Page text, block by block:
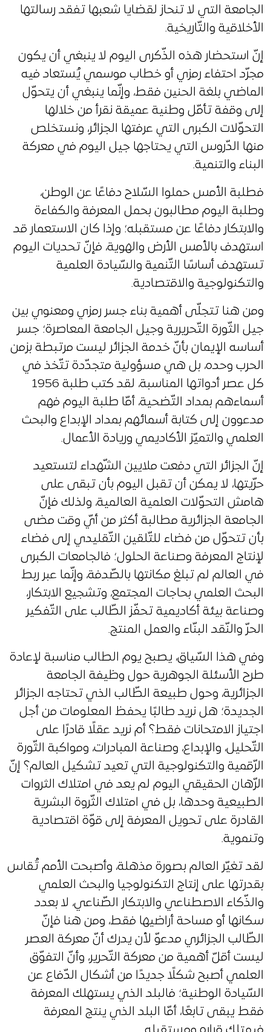
الجامعة التي لا تنحاز لقضايا شعبها تفقد رسالتها
الأخلاقية والتّاريخية.
إنّ استحضار هذه الذّكرى اليوم لا ينبغي أن يكون
مجرّد احتفاء رمزي أو خطاب موسمي يُستعاد فيه
الماضي بلغة الحنين فقط، وإنّما ينبغي أن يتحوّل
إلى وقفة تأمّل وطنية عميقة نقرأ من خلالها
التحوّلات الكبرى التي عرفتها الجزائر، ونستخلص
منها الدّروس التي يحتاجها جيل اليوم في معركة
البناء والتنمية.
فطلبة الأمس حملوا السّلاح دفاعًا عن الوطن،
وطلبة اليوم مطالبون بحمل المعرفة والكفاءة
والابتكار دفاعًا عن مستقبله؛ وإذا كان الاستعمار قد
استهدف بالأمس الأرض والهوية، فإنّ تحديات اليوم
تستهدف أساسًا التّنمية والسّيادة العلمية
والتكنولوجية والاقتصادية.
ومن هنا تتجلّى أهمية بناء جسر رمزي ومعنوي بين
جيل الثّورة التّحريرية وجيل الجامعة المعاصرة؛ جسر
أساسه الإيمان بأنّ خدمة الجزائر ليست مرتبطة بزمن
الحرب وحده، بل هي مسؤولية متجدّدة تتّخذ في
كل عصر أدواتها المناسبة، لقد كتب طلبة 1956
أسماءهم بمداد التّضحية، أمّا طلبة اليوم فهم
مدعوون إلى كتابة أسمائهم بمداد الإبداع والبحث
العلمي والتميّز الأكاديمي وريادة الأعمال.
إنّ الجزائر التي دفعت ملايين الشّهداء لتستعيد
حرّيتها، لا يمكن أن تقبل اليوم بأن تبقى على
هامش التحوّلات العلمية العالمية، ولذلك فإنّ
الجامعة الجزائرية مطالبة أكثر من أيّ وقت مضى
بأن تتحوّل من فضاء للتّلقين التّقليدي إلى فضاء
لإنتاج المعرفة وصناعة الحلول؛ فالجامعات الكبرى
في العالم لم تبلغ مكانتها بالصّدفة، وإنّما عبر ربط
البحث العلمي بحاجات المجتمع، وتشجيع الابتكار،
وصناعة بيئة أكاديمية تحفّز الطّالب على التّفكير
الحرّ والنّقد البنّاء والعمل المنتج.
وفي هذا السّياق، يصبح يوم الطالب مناسبة لإعادة
طرح الأسئلة الجوهرية حول وظيفة الجامعة
الجزائرية، وحول طبيعة الطّالب الذي تحتاجه الجزائر
الجديدة؛ هل نريد طالبًا يحفظ المعلومات من أجل
اجتياز الامتحانات فقط؟ أم نريد عقلًا قادرًا على
التّحليل، والإبداع، وصناعة المبادرات، ومواكبة الثّورة
الرّقمية والتكنولوجية التي تعيد تشكيل العالم؟ إنّ
الرّهان الحقيقي اليوم لم يعد في امتلاك الثروات
الطبيعية وحدها، بل في امتلاك الثّروة البشرية
القادرة على تحويل المعرفة إلى قوّة اقتصادية
وتنموية.
لقد تغيّر العالم بصورة مذهلة، وأصبحت الأمم تُقاس
بقدرتها على إنتاج التكنولوجيا والبحث العلمي
والذّكاء الاصطناعي والابتكار الصّناعي، لا بعدد
سكانها أو مساحة أراضيها فقط، ومن هنا فإنّ
الطّالب الجزائري مدعوّ لأن يدرك أنّ معركة العصر
ليست أقلّ أهمية من معركة التّحرير، وأنّ التفوّق
العلمي أصبح شكلًا جديدًا من أشكال الدّفاع عن
السّيادة الوطنية؛ فالبلد الذي يستهلك المعرفة
فقط يبقى تابعًا، أمّا البلد الذي ينتج المعرفة